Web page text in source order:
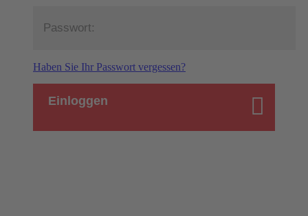
Haben Sie Ihr Passwort vergessen?
Einloggen